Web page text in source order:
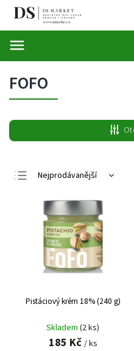
FOFO
Nejprodávanější
Nejdražší
Abecedně
Pistáciový krém 18% (240 g)
Skladem (2 ks)
185 Kč / ks